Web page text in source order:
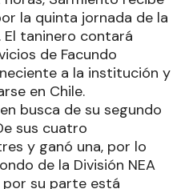
la quinta jornada de la
El taninero contará
de Facundo
a la institución y
en Chile.
busca de su segundo
sus cuatro
y ganó una, por lo
de la División NEA
su parte está